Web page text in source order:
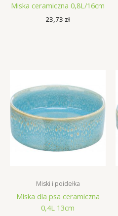
Miska ceramiczna 0,8L/16cm
23,73 zł
Miski i poidełka
Miska dla psa ceramiczna
0,4L 13cm